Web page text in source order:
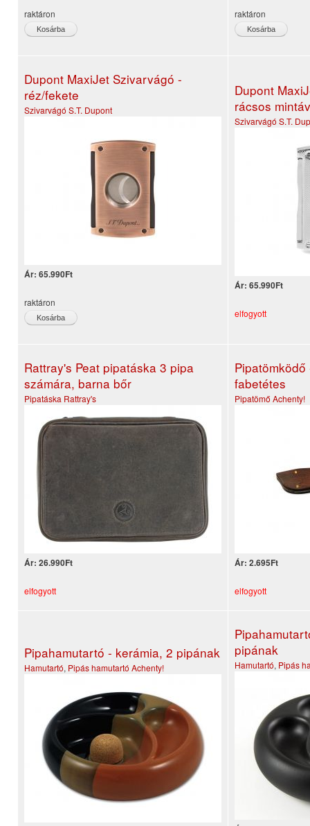
raktáron raktáron
Dupont MaxiJet Szivarvágó -
réz/fekete
Szivarvágó S.T. Dupont
Ár: 65.990Ft
raktáron
Dupont
rácsos
Szivarvágó S.T.
Ár: 65.990Ft
elfogyott
Rattray's Peat pipatáska 3 pipa
számára, barna bőr
Pipatáska Rattray's
Ár: 26.990Ft
elfogyott
fabetétes
Pipatömő Achenty!
Ár: 2.695Ft
elfogyott
Pipahamutartó - kerámia, 2 pipának
Hamutartó, Pipás hamutartó Achenty!
pipának
Hamutartó, Pipás